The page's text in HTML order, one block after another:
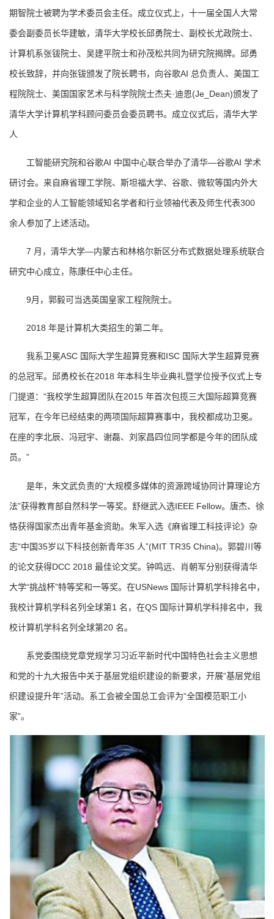
期智院士被聘为学术委员会主任。成立仪式上，十一届全国人大常
委会副委员长华建敏，清华大学校长邱勇院士、副校长尤政院士、
计算机系张钹院士、吴建平院士和孙茂松共同为研究院揭牌。邱勇
校长致辞，并向张钹颁发了院长聘书，向谷歌AI 总负责人、美国工
程院院士、美国国家艺术与科学院院士杰夫·迪恩(Je_Dean)颁发了
清华大学计算机学科顾问委员会委员聘书。成立仪式后，清华大学
人
工智能研究院和谷歌AI 中国中心联合举办了清华—谷歌AI 学术
研讨会。来自麻省理工学院、斯坦福大学、谷歌、微软等国内外大
学和企业的人工智能领域知名学者和行业领袖代表及师生代表300
余人参加了上述活动。
7 月，清华大学—内蒙古和林格尔新区分布式数据处理系统联合
研究中心成立，陈康任中心主任。
9月，郭毅可当选英国皇家工程院院士。
2018 年是计算机大类招生的第二年。
我系卫冕ASC 国际大学生超算竞赛和ISC 国际大学生超算竞赛
的总冠军。邱勇校长在2018 年本科生毕业典礼暨学位授予仪式上专
门提道：“我校学生超算团队在2015 年首次包揽三大国际超算竞赛
冠军，在今年已经结束的两项国际超算赛事中，我校都成功卫冕。
在座的李北辰、冯冠宇、谢磊、刘家昌四位同学都是今年的团队成
员。”
是年，朱文武负责的“大规模多媒体的资源跨域协同计算理论方
法”获得教育部自然科学一等奖。舒继武入选IEEE Fellow。唐杰、徐
恪获得国家杰出青年基金资助。朱军入选《麻省理工科技评论》杂
志“中国35岁以下科技创新青年35 人”(MIT TR35 China)。郭碧川等
的论文获得DCC 2018 最佳论文奖。钟鸣远、肖朝军分别获得清华
大学“挑战杯”特等奖和一等奖。在USNews 国际计算机学科排名中，
我校计算机学科名列全球第1 名，在QS 国际计算机学科排名中，我
校计算机学科名列全球第20 名。
系党委围绕党章党规学习习近平新时代中国特色社会主义思想
和党的十九大报告中关于基层党组织建设的新要求，开展“基层党组
织建设提升年”活动。系工会被全国总工会评为“全国模范职工小
家”。